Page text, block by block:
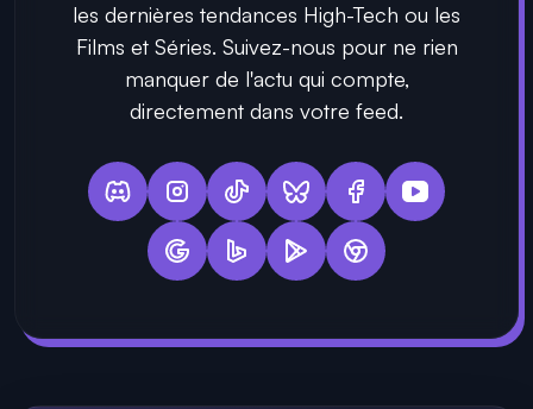
les dernières tendances High-Tech ou les
Films et Séries. Suivez-nous pour ne rien
manquer de l'actu qui compte,
directement dans votre feed.